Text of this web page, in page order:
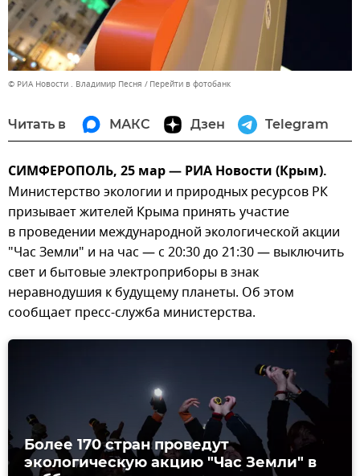
© РИА Новости . Владимир Песня Перейти в фотобанк
Читать в МАКС Дзен Telegram
СИМФЕРОПОЛЬ, 25 мар — РИА Новости (Крым).
Министерство экологии и природных ресурсов РК
призывает жителей Крыма принять участие
в проведении международной экологической акции
"Час Земли" и на час — с 20:30 до 21:30 — выключить
свет и бытовые электроприборы в знак
неравнодушия к будущему планеты. Об этом
сообщает пресс-служба министерства.
Более 170 стран проведут
экологическую акцию "Час Земли" в